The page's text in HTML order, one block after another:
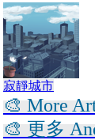
寂靜城市
🎨 More
🎨 更多